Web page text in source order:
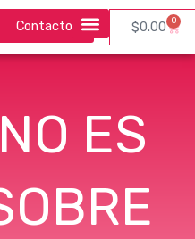
Contacto $0.00 0
ES